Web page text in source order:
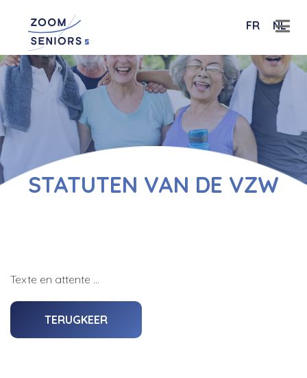
FR NL
STATUTEN VAN DE VZW
Texte en attente …
TERUGKEER